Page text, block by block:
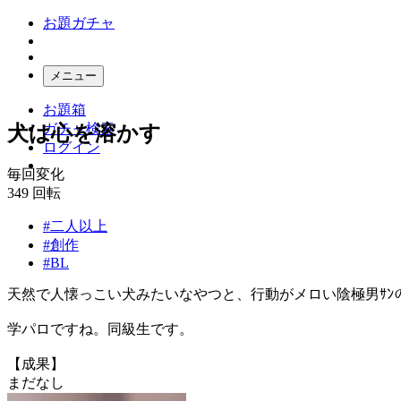
お題ガチャ
メニュー
お題箱
ガチャ検索
ログイン
犬は心を溶かす
毎回変化
349 回転
#二人以上
#創作
#BL
天然で人懐っこい犬みたいなやつと、行動がメロい陰極男ｻﾝ
学パロですね。同級生です。
【成果】
まだなし